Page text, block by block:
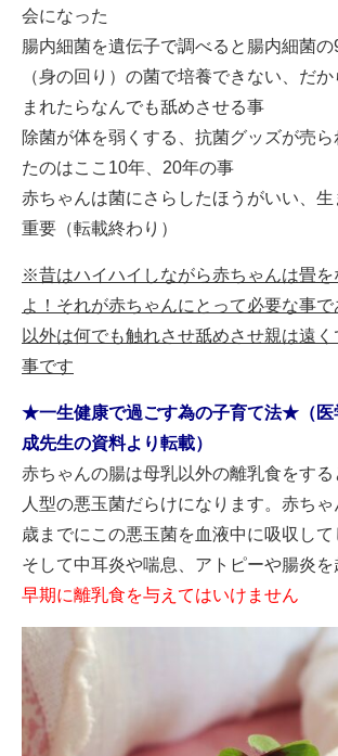
会になった
腸内細菌を遺伝子で調べると腸内細菌の
（身の回り） の菌で培養できない、だ
まれたらなんでも舐めさせる事
除菌が体を弱くする、抗菌グッズが売
たのはここ10年、20年の事
赤ちゃんは菌にさらしたほうがいい、
重要（転載終わり）
※昔はハイハイしながら赤ちゃんは畳を
よ！それが赤ちゃんにとって必要な事
以外は何でも触れさせ舐めさせ親は遠
事です
★一生健康で過ごす為の子育て法★ （
成先生の資料より転載）
赤ちゃんの腸は母乳以外の離乳食をす
人型の悪玉菌だらけになります。赤ち
歳までにこの悪玉菌を血液中に吸収して
そして中耳炎や喘息、アトピーや腸炎
早期に離乳食を与えてはいけません